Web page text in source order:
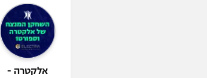
אלקטרה -